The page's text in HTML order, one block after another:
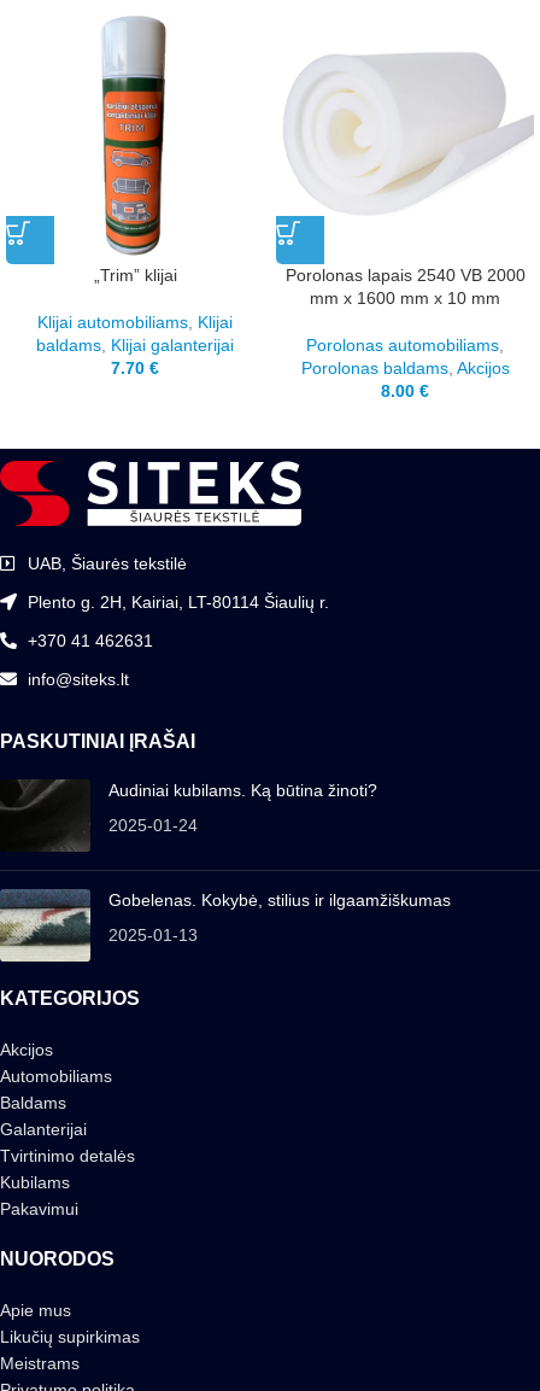
„Trim” klijai
Klijai automobiliams Klijai
baldams Klijai galanterijai
7.70 €
Porolonas lapais 2540 VB 2000
mm x 1600 mm x 10 mm
Porolonas automobiliams
Porolonas baldams, Akcijos
8.00 €
UAB, Šiaurės tekstilė
Plento g. 2H, Kairiai, LT-80114 Šiaulių r.
+370 41 462631
info@siteks.lt
PASKUTINIAI ĮRAŠAI
Audiniai kubilams. Ką būtina žinoti?
2025-01-24
Gobelenas. Kokybė, stilius ir ilgaamžiškumas
2025-01-13
KATEGORIJOS
Akcijos
Automobiliams
Baldams
Galanterijai
Tvirtinimo detalės
Kubilams
Pakavimui
NUORODOS
Apie mus
Likučių supirkimas
Meistrams